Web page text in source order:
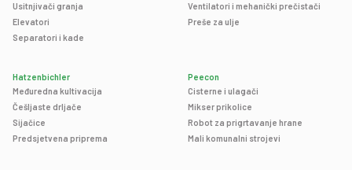
Usitnjivači granja
Elevatori
Separatori i kade
Ventilatori i mehanički prečistači
Preše za ulje
Hatzenbichler
Međuredna kultivacija
Češljaste drljače
Sijačice
Predsjetvena priprema
Peecon
Cisterne i ulagači
Mikser prikolice
Robot za prigrtavanje hrane
Mali komunalni strojevi